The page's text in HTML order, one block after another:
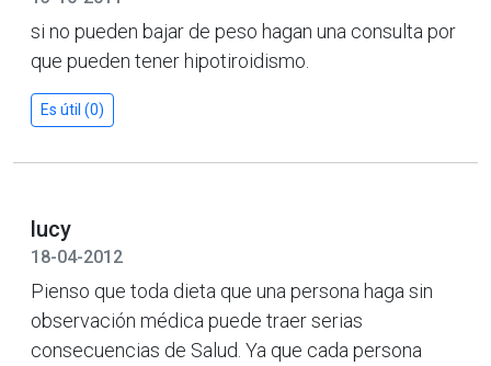
si no pueden bajar de peso hagan una consulta por
que pueden tener hipotiroidismo.
Es útil (0)
lucy
18-04-2012
Pienso que toda dieta que una persona haga sin
observación médica puede traer serias
consecuencias de Salud. Ya que cada persona